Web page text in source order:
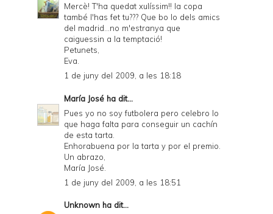
Mercè! T'ha quedat xulíssim!! la copa
també l'has fet tu??? Que bo lo dels amics
del madrid...no m'estranya que
caiguessin a la temptació!
Petunets,
Eva.
1 de juny del 2009, a les 18:18
María José ha dit...
Pues yo no soy futbolera pero celebro lo
que haga falta para conseguir un cachín
de esta tarta.
Enhorabuena por la tarta y por el premio.
Un abrazo,
María José.
1 de juny del 2009, a les 18:51
Unknown ha dit...